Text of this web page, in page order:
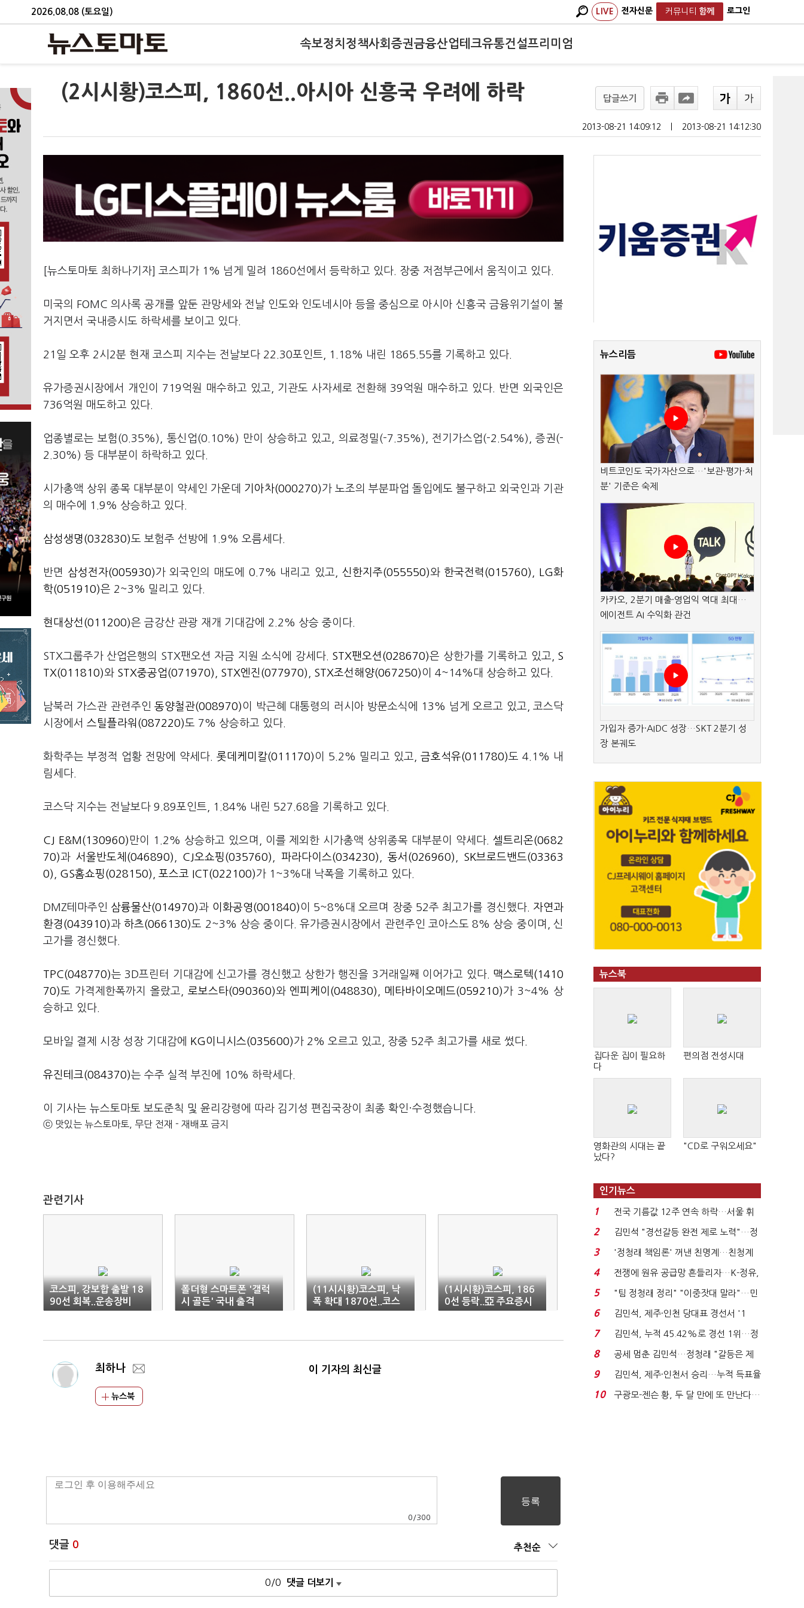
2026.08.08 (토요일) LIVE 전자신문 커뮤니티 함께 로그인
속보정치 정책사회 증권금융산업테크유통건설프리미엄
(2시시황)코스피, 1860선..아시아 신흥국 우려에 하락 답글쓰기
2013-08-21 14:09:12 2013-08-21 14:12:30
[뉴스토마토 최하나기자] 코스피가 1% 넘게 밀려 1860선에서 등락하고 있다. 장중 저점부근에서 움직이고 있다.
미국의 FOMC 의사록 공개를 앞둔 관망세와 전날 인도와 인도네시아 등을 중심으로 아시아 신흥국 금융위기설이 불
거지면서 국내증시도 하락세를 보이고 있다.
21일 오후 2시2분 현재 코스피 지수는 전날보다 22.30포인트, 1.18% 내린 1865.55를 기록하고 있다.
유가증권시장에서 개인이 719억원 매수하고 있고, 기관도 사자세로 전환해 39억원 매수하고 있다. 반면 외국인은
736억원 매도하고 있다.
업종별로는 보험(0.35%), 통신업(0.10%) 만이 상승하고 있고, 의료정밀(-7.35%), 전기가스업(-2.54%), 증권(-
2.30%) 등 대부분이 하락하고 있다.
시가총액 상위 종목 대부분이 약세인 가운데 기아차(000270)가 노조의 부분파업 돌입에도 불구하고 외국인과 기관
의 매수에 1.9% 상승하고 있다.
삼성생명(032830)도 보험주 선방에 1.9% 오름세다.
반면 삼성전자(005930)가 외국인의 매도에 0.7% 내리고 있고, 신한지주(055550)와한국전력(015760)
LG화
학(051910)은 2~3% 밀리고 있다.
현대상선(011200)은 금강산 관광 재개 기대감에 2.2% 상승 중이다.
STX그룹주가 산업은행의 STX팬오션 자금 지원 소식에 강세다. STX팬오션(028670)은 상한가를 기록하고 있고, S
TX(011810)와 STX중공업(071970) STX엔진(077970) STX조선해양(067250)이 4~14%대 상승하고 있다.
남북러 가스관 관련주인동양철관(008970)이 박근혜 대통령의 러시아 방문소식에 13% 넘게 오르고 있고, 코스닥
시장에서 스틸플라워(087220)도 7% 상승하고 있다.
화학주는 부정적 업황 전망에 약세다. 롯데케미칼(011170)이 5.2% 밀리고 있고, 금호석유(011780)도 4.1% 내
림세다.
코스닥 지수는 전날보다 9.89포인트, 1.84% 내린 527.68을 기록하고 있다.
CJ E&M(130960) 만이 1.2% 상승하고 있으며, 이를 제외한 시가총액 상위종목 대부분이 약세다.셀트리온(0682
70)과서울반도체(046890) CJ오쇼핑(035760) 파라다이스(034230) 동서(026960)
SK브로드밴드(03363
0)
GS홈쇼핑(028150) 포스코 ICT(022100)가 1~3%대 낙폭을 기록하고 있다.
DMZ테마주인 삼륭물산(014970)과 이화공영(001840)이 5~8%대 오르며 장중 52주 최고가를 경신했다. 자연과
환경(043910)과하츠(066130)도 2~3% 상승 중이다. 유가증권시장에서 관련주인 코아스도 8% 상승 중이며, 신
고가를 경신했다.
TPC(048770)는 3D프린터 기대감에 신고가를 경신했고 상한가 행진을 3거래일째 이어가고 있다. 맥스로텍(1410
70)도 가격제한폭까지 올랐고, 로보스타(090360)와 엔피케이(048830) 메타바이오메드(059210)가 3~4% 상
승하고 있다.
모바일 결제 시장 성장 기대감에 KG이니시스(035600)가 2% 오르고 있고, 장중 52주 최고가를 새로 썼다.
유진테크(084370)는 수주 실적 부진에 10% 하락세다.
이 기사는 뉴스토마토 보도준칙 및 윤리강령에 따라 김기성 편집국장이 최종 확인·수정했습니다.
ⓒ 맛있는 뉴스토마토, 무단 전재 - 재배포 금지
관련기사
코스피, 강보합 출발 18
90선 회복..운송장비
'↑'(9:25)
폴더형 스마트폰 '갤럭
시 골든' 국내 출격
(11시시황)코스피, 낙
폭 확대 1870선..코스
닥 2%대 하락
(1시시황)코스피, 186
0선 등락..亞 주요증시
'↓'
최하나
뉴스북
이 기자의 최신글
0 /300
댓글 0 추천순
0/0 댓글 더보기
뉴스리듬
비트코인도 국가자산으로…'보관·평가·처
분' 기준은 숙제
카카오, 2분기 매출·영업익 역대 최대…
에이전트 AI 수익화 관건
가입자 증가·AIDC 성장…SKT 2분기 성
장 본궤도
뉴스북
집다운 집이 필요하
다
편의점 전성시대
영화관의 시대는 끝
났다?
"CD로 구워오세요"
인기뉴스
1
전국 기름값 12주 연속 하락…서울 휘
발윳값 1909원...
2
김민석 "경선갈등 완전 제로 노력"…정
청래 "반명 공세 사...
3
'정청래 책임론' 꺼낸 친명계…친청계
는 추가투표 때리기...
4
전쟁에 원유 공급망 흔들리자…K-정유,
에너지안보 핵심...
5
"팀 정청래 정리" "이중잣대 말라"…민
주 최고위원 계파 다...
6
김민석, 제주·인천 당대표 경선서 '1
위'(1보)...
7
김민석, 누적 45.42%로 경선 1위…정
청래와 격차 0.86%p(...
8
공세 멈춘 김민석…정청래 "갈등은 제
가 수습"
9
김민석, 제주·인천서 승리…누적 득표율
'1위 탈환'(종합)...
10
구광모-젠슨 황, 두 달 만에 또 만난다…